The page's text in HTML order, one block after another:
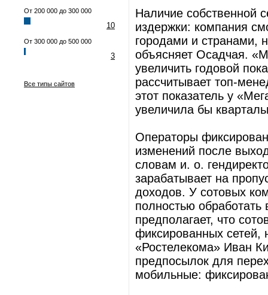
От 200 000 до 300 000
10
От 300 000 до 500 000
3
Все типы сайтов
Наличие собственной
издержки: компания
городами и странами,
объясняет Осадчая.
увеличить годовой
рассчитывает топ-
этот показатель у
увеличила бы
Операторы
изменений после
словам и. о.
зарабатывает на
доходов. У сотовых
полностью
предполагает, что
фиксированных сетей,
«Ростелекома» Иван
предпосылок для
мобильные: